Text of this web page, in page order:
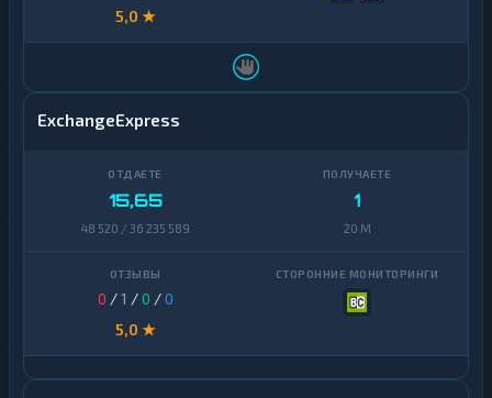
5,0 ★
ExchangeExpress
15,65
48 520 / 36 235 589
1
20 M
0 /1 /0 /0
5,0 ★